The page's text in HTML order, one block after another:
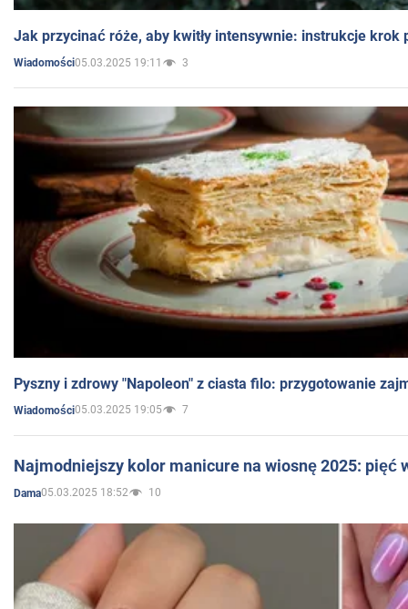
Jak przycinać róże, aby kwitły intensywnie: instrukcje krok
Wiadomości05.03.2025 19:11 3
Pyszny i zdrowy "Napoleon" z ciasta filo: przygotowanie
Wiadomości05.03.2025 19:05 7
Najmodniejszy kolor manicure na wiosnę 2025: pięć
Dama05.03.2025 18:52 10